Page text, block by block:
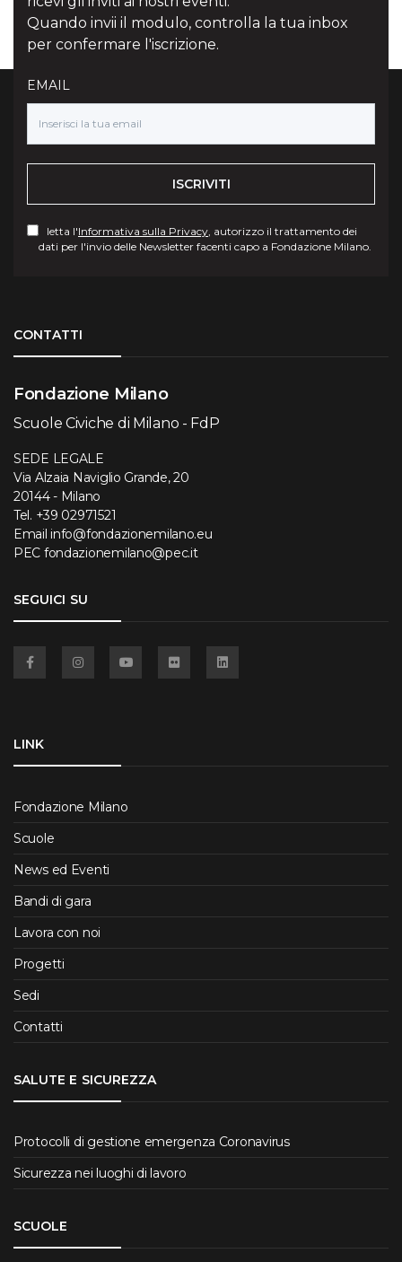
Quando invii il modulo, controlla la tua inbox
per confermare l'iscrizione.
EMAIL
ISCRIVITI
letta l'Informativa sulla Privacy , autorizzo il trattamento dei
dati per l'invio delle Newsletter facenti capo a Fondazione Milano.
CONTATTI
Fondazione Milano
Scuole Civiche di Milano - FdP
SEDE LEGALE
Via Alzaia Naviglio Grande, 20
20144 - Milano
Tel. +39 02971521
Email info@fondazionemilano.eu
PEC fondazionemilano@pec.it
SEGUICI SU
LINK
Fondazione Milano
Scuole
News ed Eventi
Bandi di gara
Lavora con noi
Progetti
Sedi
Contatti
SALUTE E SICUREZZA
Protocolli di gestione emergenza Coronavirus
Sicurezza nei luoghi di lavoro
SCUOLE